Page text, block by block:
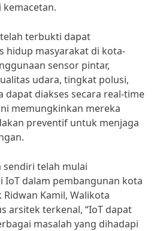
terbukti dapat
hidup masyarakat di kota-
sensor pintar,
udara, tingkat polusi,
dapat diakses secara real-time
memungkinkan mereka
preventif untuk menjaga
telah mulai
dalam pembangunan kota
Kamil, Walikota
arsitek terkenal, “IoT dapat
masalah yang dihadapi